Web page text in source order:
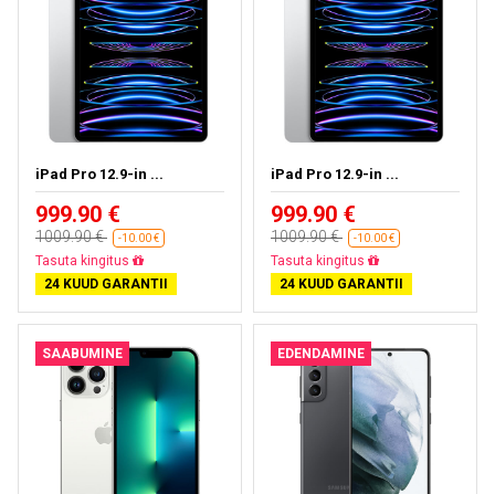
iPad Pro 12.9-in ...
999.90 €
1009.90 € -10.00 €
Peaaegu välja müüdud
24 KUUD GARANTII
iPad Pro 12.9-in ...
999.90 €
1009.90 € -10.00 €
Peaaegu välja müüdud
24 KUUD GARANTII
SAABUMINE EDENDAMINE